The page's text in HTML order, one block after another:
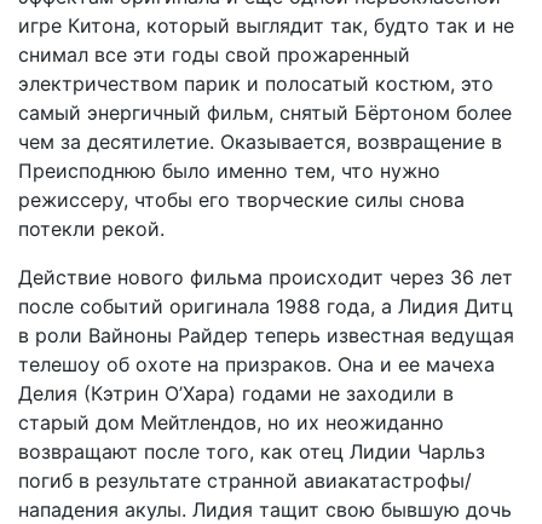
игре Китона, который выглядит так, будто так и не
снимал все эти годы свой прожаренный
электричеством парик и полосатый костюм, это
самый энергичный фильм, снятый Бёртоном более
чем за десятилетие. Оказывается, возвращение в
Преисподнюю было именно тем, что нужно
режиссеру, чтобы его творческие силы снова
потекли рекой.
Действие нового фильма происходит через 36 лет
после событий оригинала 1988 года, а Лидия Дитц
в роли Вайноны Райдер теперь известная ведущая
телешоу об охоте на призраков. Она и ее мачеха
Делия (Кэтрин О’Хара) годами не заходили в
старый дом Мейтлендов, но их неожиданно
возвращают после того, как отец Лидии Чарльз
погиб в результате странной авиакатастрофы/
нападения акулы. Лидия тащит свою бывшую дочь